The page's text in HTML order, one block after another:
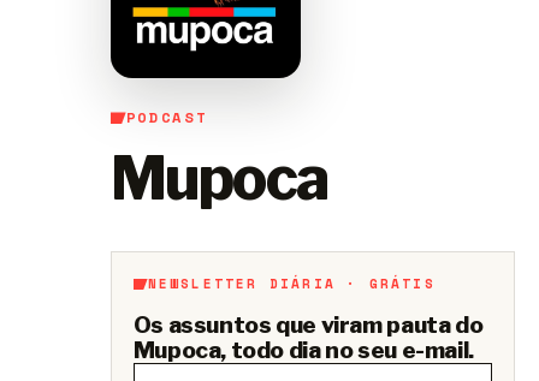
PODCAST
Mupoca
NEWSLETTER DIÁRIA · GRÁTIS
Os assuntos que viram pauta do
Mupoca, todo dia no seu e-mail.